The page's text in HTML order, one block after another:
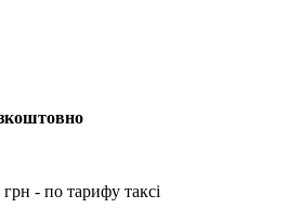
- по тарифу таксі